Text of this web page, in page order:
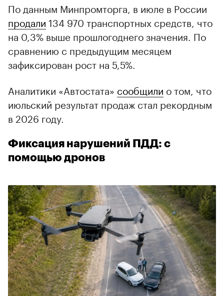
По данным Минпромторга, в июле в России
продали 134 970 транспортных средств, что
на 0,3% выше прошлогоднего значения. По
сравнению с предыдущим месяцем
зафиксирован рост на 5,5%.
Аналитики «Автостата» сообщили о том, что
июльский результат продаж стал рекордным
в 2026 году.
Фиксация нарушений ПДД: с
помощью дронов